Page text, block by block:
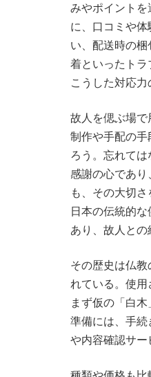
みやポイント
に、口コミや
い、配送時の
着といったトラ
こうした対応
故人を偲ぶ場
制作や手配の
ろう。忘れて
感謝の心であ
も、その大切
日本の伝統的
あり、故人との
その歴史は仏
れている。使
まず仮の「白
準備には、手
や内容確認サー